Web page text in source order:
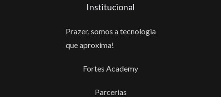
Institucional
Prazer, somos a tecnologia
que aproxíma!
Fortes Academy
Parcerias